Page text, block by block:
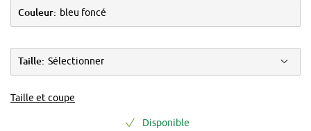
Couleur: bleu foncé
Taille: Sélectionner
Taille et coupe
Disponible